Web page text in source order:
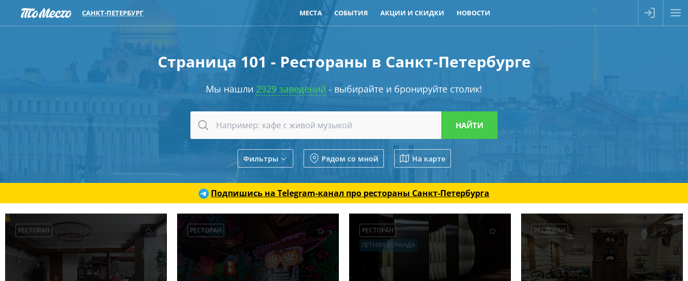
САНКТ-ПЕТЕРБУРГ МЕСТА СОБЫТИЯ АКЦИИ И СКИДКИ НОВОСТИ
Страница 101 - Рестораны в Санкт-Петербурге
Мы нашли 2929 заведений - выбирайте и бронируйте столик!
Фильтры Рядом со мной На карте
Подпишись на Telegram-канал про рестораны Санкт-Петербурга
РЕСТОРАН РЕСТОРАН
РЕСТОРАН
ЛЕТНЯЯ ВЕРАНДА
РЕСТОРАН